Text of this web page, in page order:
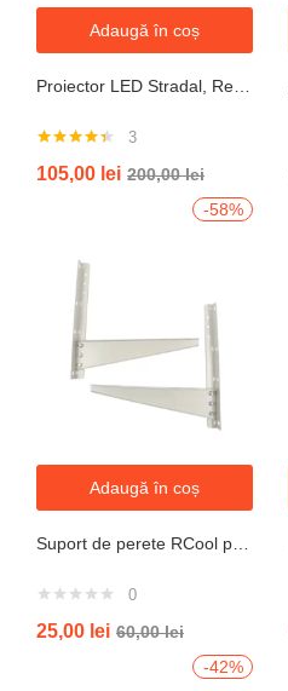
Adaugă în coș
Proiector LED Stradal, Rezistent La Apa IP67, Cu Panou Solar, 100W, 220LED, Cu Telecomanda
4.33din 5
3
105,00 lei 200,00lei
-58%
Adaugă în coș
Suport de perete RCool pentru aparate de climatizare split 120KG
0
25,00 lei 60,00lei
-42%